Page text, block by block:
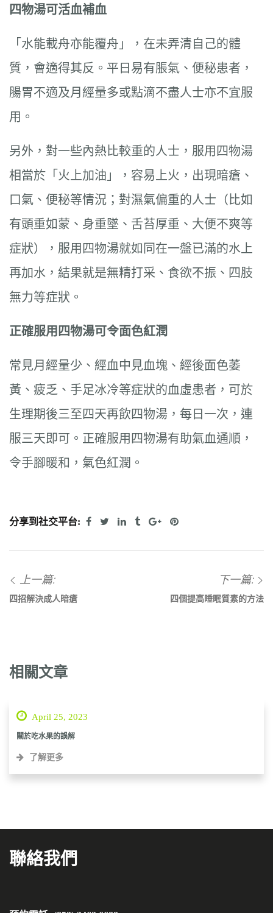
四物湯可活血補血
「水能載舟亦能覆舟」，在未弄清自己的體
質，會適得其反。平日易有脹氣、便秘患者，
腸胃不適及月經量多或點滴不盡人士亦不宜服
用。
另外，對一些內熱比較重的人士，服用四物湯
相當於「火上加油」，容易上火，出現暗瘡、
口氣、便秘等情況；對濕氣偏重的人士（比如
有頭重如蒙、身重墜、舌苔厚重、大便不爽等
症狀），服用四物湯就如同在一盤已滿的水上
再加水，結果就是無精打采、食欲不振、四肢
無力等症狀。
正確服用四物湯可令面色紅潤
常見月經量少、經血中見血塊、經後面色萎
黃、疲乏、手足冰冷等症狀的血虛患者，可於
生理期後三至四天再飲四物湯，每日一次，連
服三天即可。正確服用四物湯有助氣血通順，
令手腳暖和，氣色紅潤。
分享到社交平台:
上一篇:
四招解決成人暗瘡
下一篇:
四個提高睡眠質素的方法
相關文章
April 25, 2023
關於吃水果的誤解
了解更多
聯絡我們